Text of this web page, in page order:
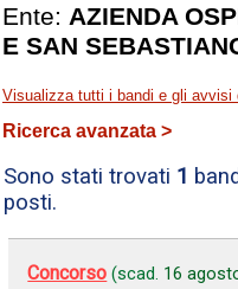
Ente: AZIENDA
E SAN
Visualizza tutti i bandi e gli avvisi
Ricerca avanzata >
Sono stati trovati 1
posti.
Concorso (scad. 16